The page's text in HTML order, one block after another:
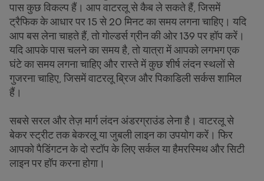
पास कुछ विकल्प हैं। आप वाटरलू से कैब ले सकते हैं, जिसमें
ट्रैफिक के आधार पर 15 से 20 मिनट का समय लगना चाहिए। यदि
आप बस लेना चाहते हैं, तो गोल्डर्स ग्रीन की ओर 139 पर हॉप करें।
यदि आपके पास चलने का समय है, तो यात्रा में आपको लगभग एक
घंटे का समय लगना चाहिए और रास्ते में कुछ शीर्ष लंदन स्थलों से
गुजरना चाहिए, जिसमें वाटरलू ब्रिज और पिकाडिली सर्कस शामिल
हैं।
सबसे सरल और तेज़ मार्ग लंदन अंडरग्राउंड लेना है। वाटरलू से
बेकर स्ट्रीट तक बेकरलू या जुबली लाइन का उपयोग करें। फिर
आपको पैडिंगटन के दो स्टॉप के लिए सर्कल या हैमरस्मिथ और सिटी
लाइन पर हॉप करना होगा।